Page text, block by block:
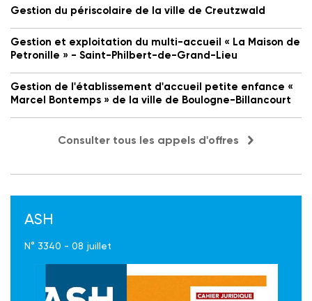
Gestion du périscolaire de la ville de Creutzwald
Gestion et exploitation du multi-accueil « La Maison de
Petronille » - Saint-Philbert-de-Grand-Lieu
Gestion de l'établissement d'accueil petite enfance «
Marcel Bontemps » de la ville de Boulogne-Billancourt
Consulter tous les appels d'offres
ASH
N° 3340 - 08 juillet